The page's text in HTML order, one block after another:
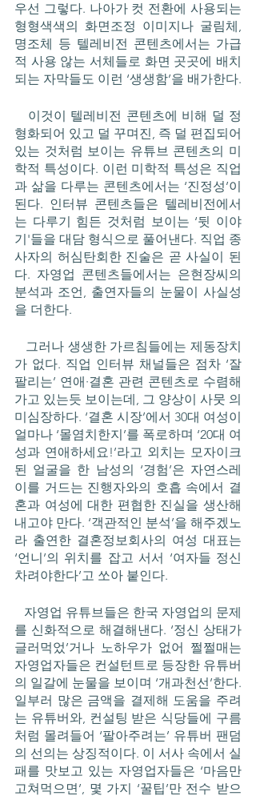
우선 그렇다. 나아가 컷 전환에 사용되는
형형색색의 화면조정 이미지나 굴림체,
명조체 등 텔레비전 콘텐츠에서는 가급
적 사용 않는 서체들로 화면 곳곳에 배치
형화되어 있고 덜 꾸며진, 즉 덜 편집되어
있는 것처럼 보이는 유튜브 콘텐츠의 미
학적 특성이다. 이런 미학적 특성은 직업
과 삶을 다루는 콘텐츠에서는 ‘진정성’이
된다. 인터뷰 콘텐츠들은 텔레비전에서
는 다루기 힘든 것처럼 보이는 ‘뒷 이야
기'들을 대담 형식으로 풀어낸다. 직업 종
사자의 허심탄회한 진술은 곧 사실이 된
다. 자영업 콘텐츠들에서는 은현장씨의
분석과 조언, 출연자들의 눈물이 사실성
을 더한다.
가 없다. 직업 인터뷰 채널들은 점차 ‘잘
팔리는’ 연애·결혼 관련 콘텐츠로 수렴해
가고 있는듯 보이는데, 그 양상이 사뭇 의
미심장하다. ‘결혼 시장’에서 30대 여성이
얼마나 ‘몰염치한지’를 폭로하며 ‘20대 여
성과 연애하세요!’라고 외치는 모자이크
된 얼굴을 한 남성의 ‘경험’은 자연스레
이를 거드는 진행자와의 호흡 속에서 결
혼과 여성에 대한 편협한 진실을 생산해
내고야 만다. ‘객관적인 분석’을 해주겠노
라 출연한 결혼정보회사의 여성 대표는
‘언니’의 위치를 잡고 서서 ‘여자들 정신
차려야한다’고 쏘아 붙인다.
를 신화적으로 해결해낸다. ‘정신 상태가
글러먹었’거나 노하우가 없어 쩔쩔매는
자영업자들은 컨설턴트로 등장한 유튜버
의 일갈에 눈물을 보이며 ‘개과천선’한다.
일부러 많은 금액을 결제해 도움을 주려
는 유튜버와, 컨설팅 받은 식당들에 구름
처럼 몰려들어 ‘팔아주려는’ 유튜버 팬덤
의 선의는 상징적이다. 이 서사 속에서 실
패를 맛보고 있는 자영업자들은 ‘마음만
고쳐먹으면’, 몇 가지 ‘꿀팁’만 전수 받으